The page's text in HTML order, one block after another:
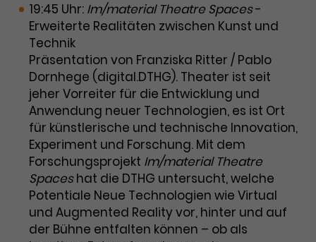
Name _gat_UA-63561367-1
Anbieter
Laufzeit 1 Minute
Zweck
Das ist ein von Google Analytics
gesetztes Cookie. Bestimmte
Daten werden nur maximal einmal
pro Minute an Google Analytics
gesendet. Solange es gesetzt ist,
werden bestimmte
Datenübertragungen
unterbunden.
Anbieter Google / DoubleClick
Laufzeit
Zweck
Dieses Cookie wird verwendet, um
Nutzerinteraktionen mit
Werbeanzeigen zu messen und
Remarketing-Funktionen
bereitzustellen.
Name IDE
Anbieter Google / DoubleClick
19:45 Uhr: Im/material Theatre Spaces-
Erweiterte Realitäten zwischen Kunst und
Technik
Präsentation von Franziska Ritter / Pablo
Dornhege (digital.DTHG). Theater ist seit
jeher Vorreiter für die Entwicklung und
Anwendung neuer Technologien, es ist Ort
für künstlerische und technische Innovation,
Experiment und Forschung. Mit dem
Forschungsprojekt Im/material Theatre
Spaceshat die DTHG untersucht, welche
Potentiale Neue Technologien wie Virtual
und Augmented Reality vor, hinter und auf
der Bühne entfalten können – ob als